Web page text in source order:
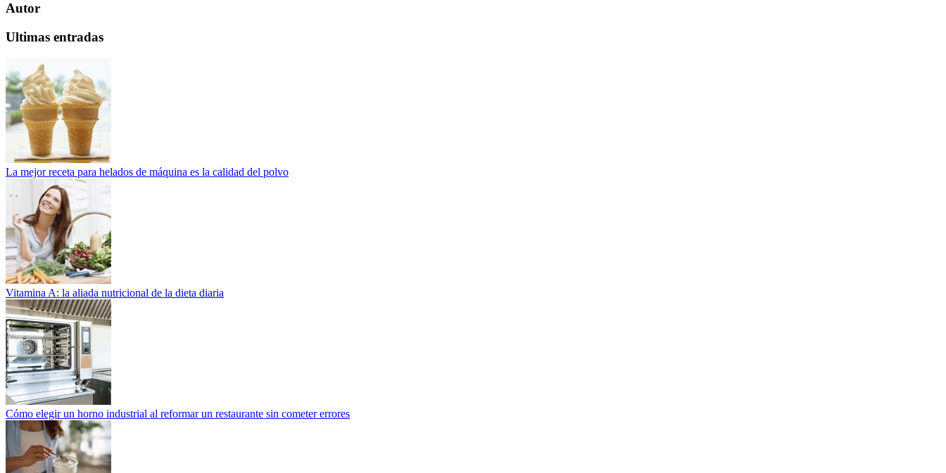
Autor
Ultimas entradas
La mejor receta para helados de máquina es la calidad del polvo
Vitamina A: la aliada nutricional de la dieta diaria
Cómo elegir un horno industrial al reformar un restaurante sin cometer errores